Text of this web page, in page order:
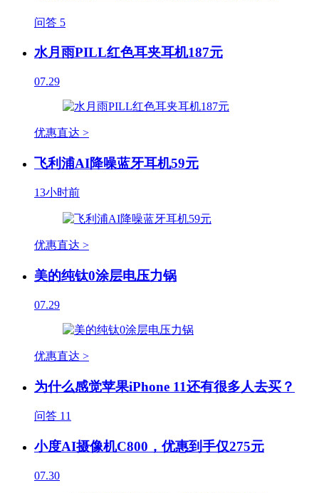
问答 5
水月雨PILL红色耳夹耳机187元
07.29
优惠直达 >
飞利浦AI降噪蓝牙耳机59元
13小时前
优惠直达 >
美的纯钛0涂层电压力锅
07.29
优惠直达 >
为什么感觉苹果iPhone 11还有很多人去买？
问答 11
小度AI摄像机C800，优惠到手仅275元
07.30